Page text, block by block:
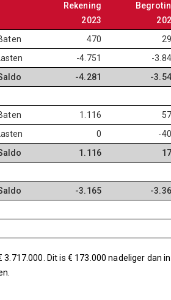
Rekening
2023
470
Lasten -4.751 -
-4.281 -
1.116
Lasten 0 -
1.116
-3.165 -
Dit is € 173.000 nadeliger